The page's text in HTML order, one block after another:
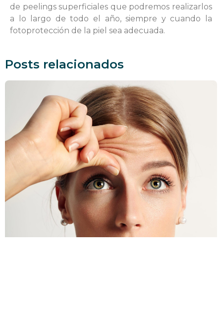
de peelings superficiales que podremos realizarlos
a lo largo de todo el año, siempre y cuando la
fotoprotección de la piel sea adecuada.
Posts relacionados